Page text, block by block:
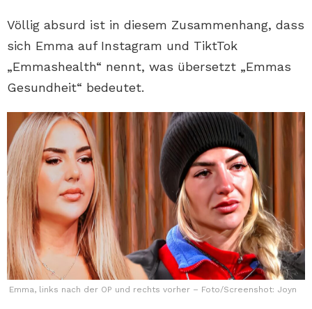
Völlig absurd ist in diesem Zusammenhang, dass
sich Emma auf Instagram und TiktTok
„Emmashealth“ nennt, was übersetzt „Emmas
Gesundheit“ bedeutet.
Emma, links nach der OP und rechts vorher – Foto/Screenshot: Joyn